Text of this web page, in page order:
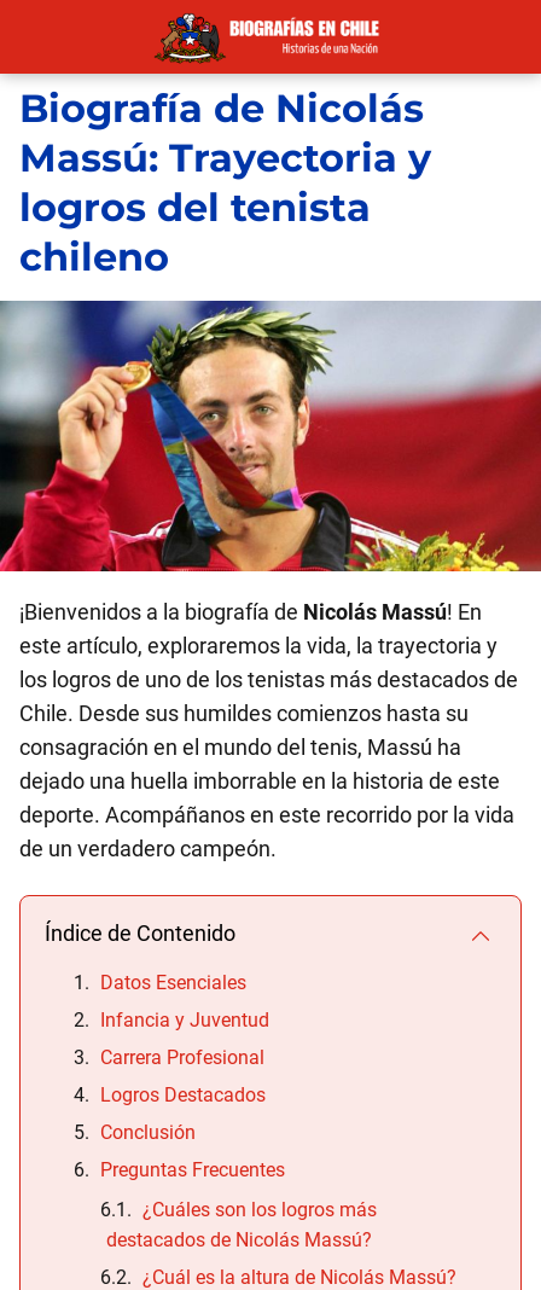
Biografía de Nicolás
Massú: Trayectoria y
logros del tenista
chileno
¡Bienvenidos a la biografía de Nicolás Massú! En
este artículo, exploraremos la vida, la trayectoria y
los logros de uno de los tenistas más destacados de
Chile. Desde sus humildes comienzos hasta su
consagración en el mundo del tenis, Massú ha
dejado una huella imborrable en la historia de este
deporte. Acompáñanos en este recorrido por la vida
de un verdadero campeón.
Índice de Contenido
Datos Esenciales
Infancia y Juventud
Carrera Profesional
Logros Destacados
Conclusión
Preguntas Frecuentes
¿Cuáles son los logros más
destacados de Nicolás Massú?
¿Cuál es la altura de Nicolás Massú?